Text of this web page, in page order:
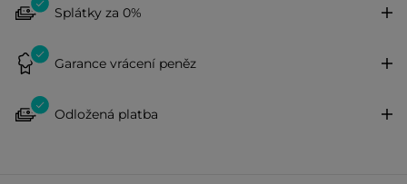
Splátky za 0%
Garance vrácení peněz
Odložená platba